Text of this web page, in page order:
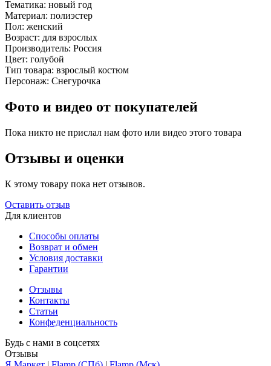
Тематика: новый год
Материал: полиэстер
Пол: женский
Возраст: для взрослых
Производитель: Россия
Цвет: голубой
Тип товара: взрослый костюм
Персонаж: Снегурочка
Фото и видео от покупателей
Пока никто не прислал нам фото или видео этого товара
Отзывы и оценки
К этому товару пока нет отзывов.
Оставить отзыв
Для клиентов
Способы оплаты
Возврат и обмен
Условия доставки
Гарантии
Отзывы
Контакты
Статьи
Конфеденциальность
Будь с нами в соцсетях
Отзывы